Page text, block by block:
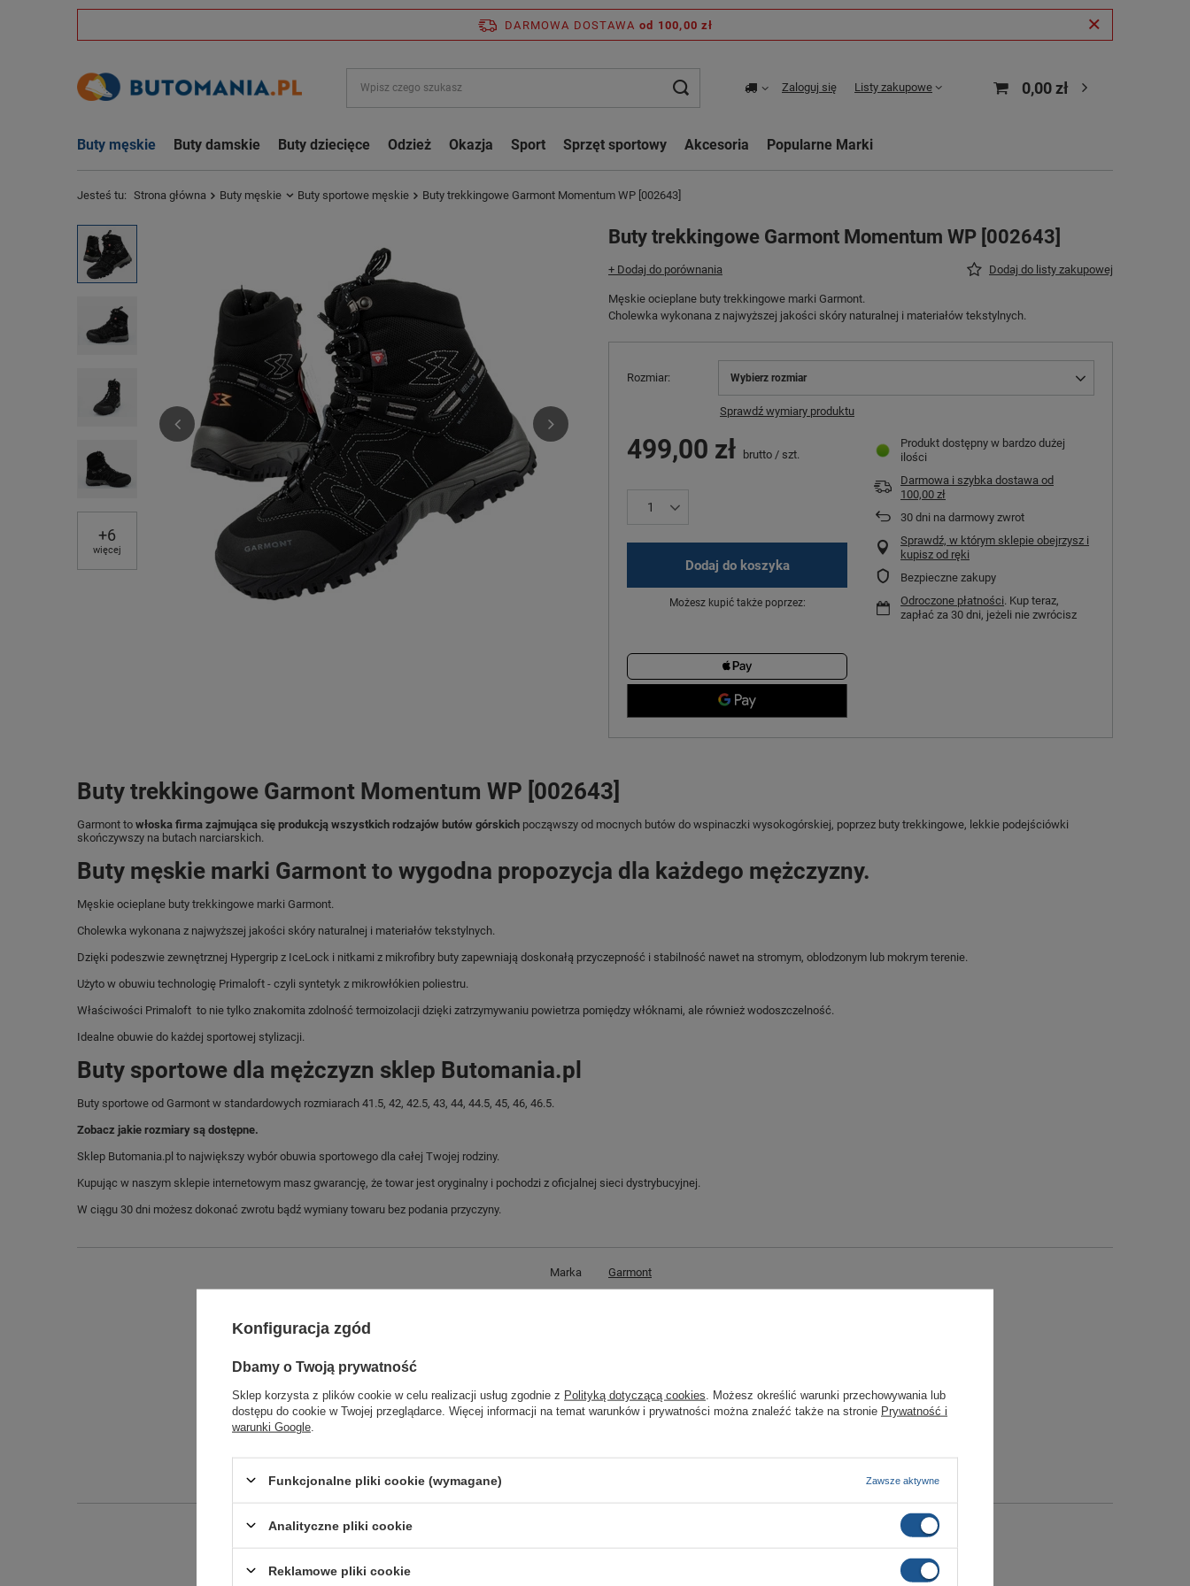
DARMOWA DOSTAWA od 100,00 zł
Zaloguj się Listy zakupowe 0,00 zł
Buty męskie Buty damskie Buty dziecięce Odzież Okazja Sport Sprzęt sportowy Akcesoria Popularne Marki
Jesteś tu: Strona główna Buty męskie Buty sportowe męskie Buty trekkingowe Garmont Momentum WP [002643]
+6
więcej
Buty trekkingowe Garmont Momentum WP [002643]
+ Dodaj do porównania Dodaj do listy zakupowej
Męskie ocieplane buty trekkingowe marki Garmont.
Cholewka wykonana z najwyższej jakości skóry naturalnej i materiałów tekstylnych.
Rozmiar Wybierz rozmiar
Sprawdź wymiary produktu
499,00 zł brutto / szt.
Dodaj do koszyka
Możesz kupić także poprzez:
Produkt dostępny w bardzo dużej
ilości
Darmowa i szybka dostawa od
100,00 zł
30 dni na darmowy zwrot
Sprawdź, w którym sklepie obejrzysz i
kupisz od ręki
Bezpieczne zakupy
Odroczone płatności. Kup teraz,
zapłać za 30 dni, jeżeli nie zwrócisz
Buty trekkingowe Garmont Momentum WP [002643]
Garmont to włoska firma zajmująca się produkcją wszystkich rodzajów butów górskich począwszy od mocnych butów do wspinaczki wysokogórskiej, poprzez buty trekkingowe, lekkie podejściówki
skończywszy na butach narciarskich.
Buty męskie marki Garmont to wygodna propozycja dla każdego mężczyzny.
Męskie ocieplane buty trekkingowe marki Garmont.
Cholewka wykonana z najwyższej jakości skóry naturalnej i materiałów tekstylnych.
Dzięki podeszwie zewnętrznej Hypergrip z IceLock i nitkami z mikrofibry buty zapewniają doskonałą przyczepność i stabilność nawet na stromym, oblodzonym lub mokrym terenie.
Użyto w obuwiu technologię Primaloft - czyli syntetyk z mikrowłókien poliestru.
Właściwości Primaloft to nie tylko znakomita zdolność termoizolacji dzięki zatrzymywaniu powietrza pomiędzy włóknami, ale również wodoszczelność.
Idealne obuwie do każdej sportowej stylizacji.
Buty sportowe dla mężczyzn sklep Butomania.pl
Buty sportowe od Garmont w standardowych rozmiarach 41.5, 42, 42.5, 43, 44, 44.5, 45, 46, 46.5.
Zobacz jakie rozmiary są dostępne.
Sklep Butomania.pl to największy wybór obuwia sportowego dla całej Twojej rodziny.
Kupując w naszym sklepie internetowym masz gwarancję, że towar jest oryginalny i pochodzi z oficjalnej sieci dystrybucyjnej.
W ciągu 30 dni możesz dokonać zwrotu bądź wymiany towaru bez podania przyczyny.
Marka Garmont
Zapięcie sznurowane
Konfiguracja zgód
Dbamy o Twoją prywatność
Sklep korzysta z plików cookie w celu realizacji usług zgodnie z Polityką dotyczącą cookies . Możesz określić warunki przechowywania lub
dostępu do cookie w Twojej przeglądarce. Więcej informacji na temat warunków i prywatności można znaleźć także na stronie Prywatność i
warunki Google
Funkcjonalne pliki cookie (wymagane) Zawsze aktywne
Analityczne pliki cookie
Reklamowe pliki cookie